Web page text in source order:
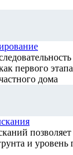
первого
дома
позволяет
и уровень